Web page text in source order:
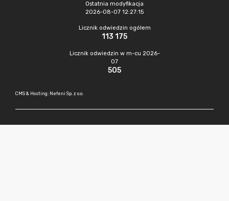
Ostatnia modyfikacja
2026-08-07 12:27:15
Licznik odwiedzin ogółem
113 175
Licznik odwiedzin w m-cu 2026-
07
505
CMS & Hosting: Nefeni Sp. z o.o.